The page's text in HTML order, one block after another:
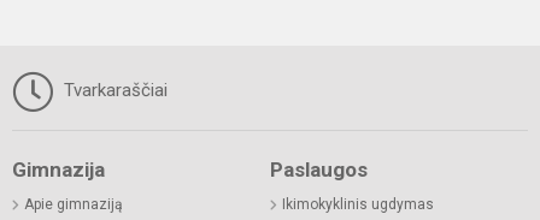
Tvarkaraščiai
Gimnazija
Apie gimnaziją
Paslaugos
Ikimokyklinis ugdymas